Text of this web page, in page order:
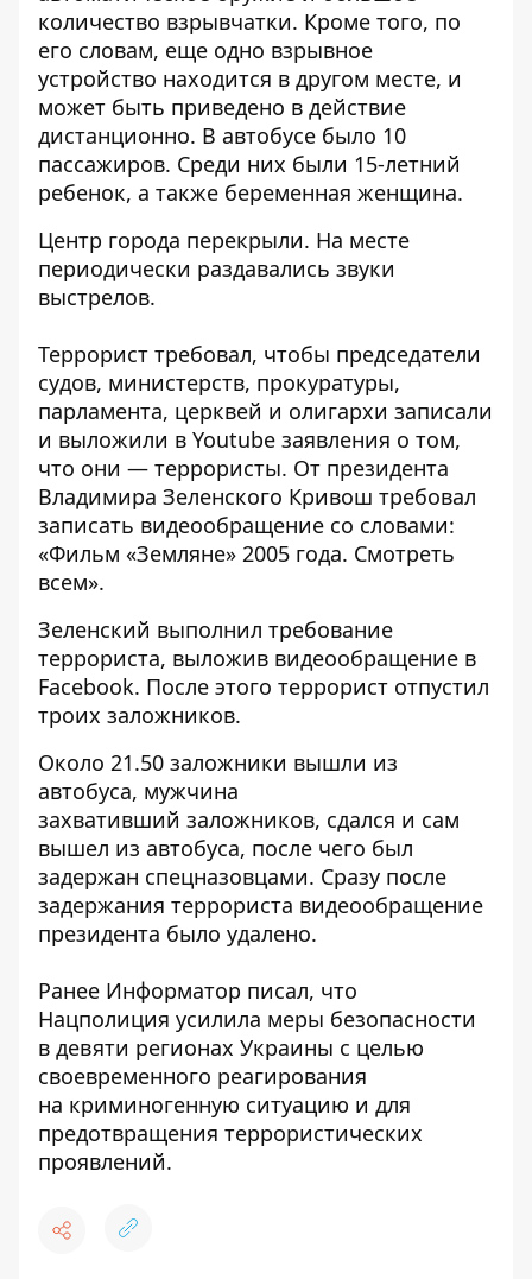
количество взрывчатки. Кроме того, по
его словам, еще одно взрывное
устройство находится в другом месте, и
может быть приведено в действие
дистанционно. В автобусе было 10
пассажиров. Среди них были 15-летний
ребенок, а также беременная женщина.
Центр города перекрыли. На месте
периодически раздавались звуки
выстрелов.
Террорист требовал, чтобы председатели
судов, министерств, прокуратуры,
парламента, церквей и олигархи записали
и выложили в Youtube заявления о том,
что они — террористы. От президента
Владимира Зеленского Кривош требовал
записать видеообращение со словами:
«Фильм «Земляне» 2005 года. Смотреть
всем».
Зеленский выполнил требование
террориста, выложив видеообращение в
Facebook. После этого террорист отпустил
троих заложников.
Около 21.50 заложники вышли из
автобуса, мужчина
захвативший заложников, сдался и сам
вышел из автобуса, после чего был
задержан спецназовцами. Сразу после
задержания террориста видеообращение
президента было удалено.
Ранее Информатор писал, что
Нацполиция усилила меры безопасности
в девяти регионах Украины с целью
своевременного реагирования
на криминогенную ситуацию и для
предотвращения террористических
проявлений.